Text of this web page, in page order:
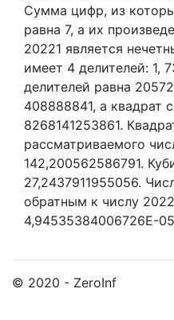
Сумма цифр, из
равна 7, а их
20221 является
имеет 4 делителей: 1,
делителей равна
408888841, а квадрат
8268141253861.
рассматриваемого
142,200562586791.
27,2437911955056.
обратным к числу
4,94535384006726E-
© 2020 - ZeroInf